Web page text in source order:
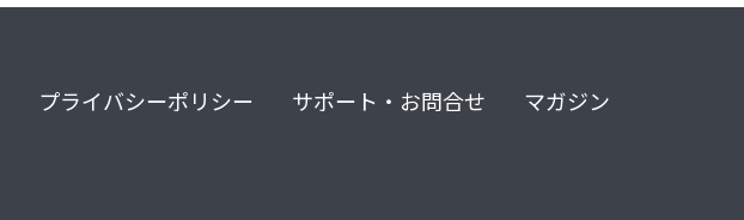
プライバシーポリシー サポート・お問合せ マガジン